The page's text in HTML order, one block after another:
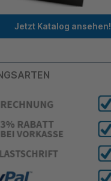
Jetzt Katalog ansehen!